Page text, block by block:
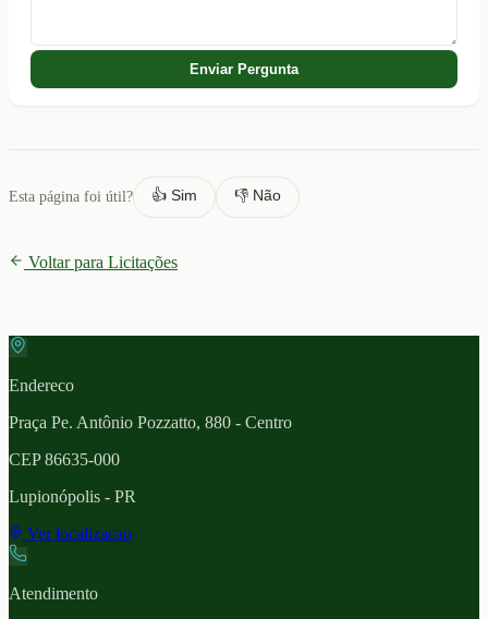
Enviar Pergunta
Esta página foi útil? 👍 Sim 👎 Não
Voltar para Licitações
Endereco
Praça Pe. Antônio Pozzatto, 880 - Centro
CEP86635-000
Lupionópolis - PR
Ver localizacao
Atendimento